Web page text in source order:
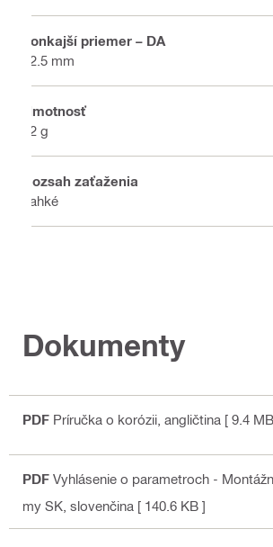
Vonkajší priemer – DA
32.5 mm
Hmotnosť
12 g
Rozsah zaťaženia
Ľahké
Dokumenty
PDF Príručka o korózii , angličtina [ 9.4
PDF Vyhlásenie o parametroch -
my SK , slovenčina [ 140.6 KB ]